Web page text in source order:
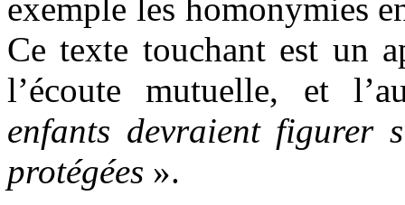
exemple les homonymies
Ce texte touchant est un
l’écoute mutuelle, et
enfants devraient figurer
protégées ».